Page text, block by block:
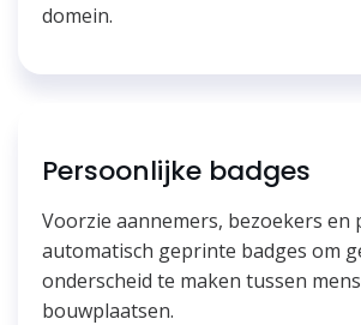
domein.
Persoonlijke badges
Voorzie aannemers, bezoekers en
automatisch geprinte badges om
onderscheid te maken tussen
bouwplaatsen.